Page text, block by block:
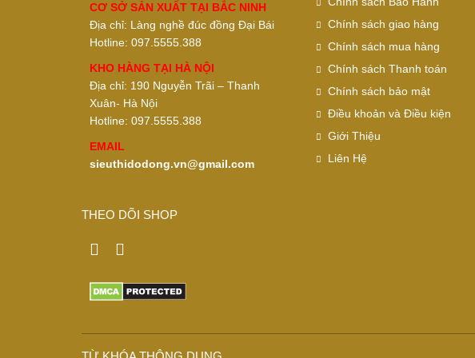
CƠ SỞ SẢN XUẤT TẠI BẮC NINH
Địa chỉ: Làng nghề đúc đồng Đại Bái
Hotline: 097.5555.388
KHO HÀNG TẠI HÀ NỘI
Địa chỉ: 190 Nguyễn Trãi – Thanh
Xuân- Hà Nội
Hotline: 097.5555.388
EMAIL
sieuthidodong.vn@gmail.com
THEO DÕI SHOP
Chính sách giao hàng
Chính sách mua hàng
Chính sách Thanh toán
Chính sách bảo mật
Điều khoản và Điều kiện
Giới Thiệu
Liên Hệ